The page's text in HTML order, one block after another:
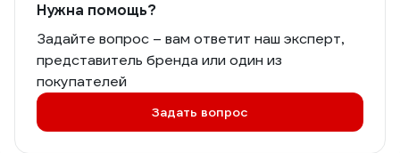
Нужна помощь?
Задайте вопрос – вам ответит наш эксперт,
представитель бренда или один из
покупателей
Задать вопрос